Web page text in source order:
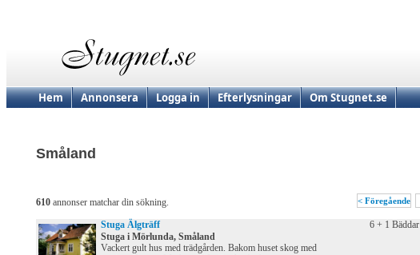
Hem Annonsera Logga in Efterlysningar Om Stugnet.se
Småland
610 annonser matchar din sökning. < Föregående
Stuga Älgträff
Stuga i Mörlunda, Småland
Vackert gult hus med trädgården. Bakom huset skog med
6 + 1 Bäddar